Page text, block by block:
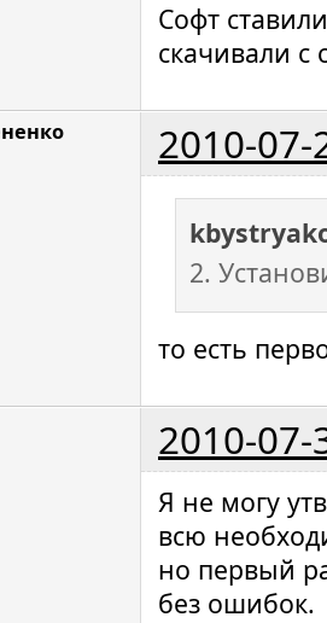
Софт
скачивали с
2010-07-
2.
то есть
2010-07-
Я не могу
всю
но первый
без ошибок.